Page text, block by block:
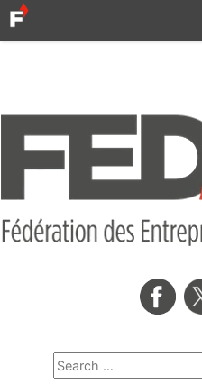
MBN
Formation professionnelle